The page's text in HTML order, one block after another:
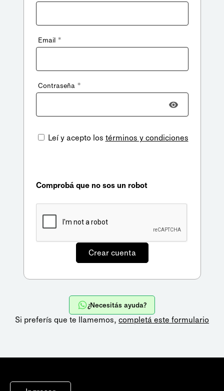
Email *
Contraseña *
Leí y acepto los términos y condiciones
Comprobá que no sos un robot
¿Necesitás ayuda?
Si preferís que te llamemos, completá este formulario